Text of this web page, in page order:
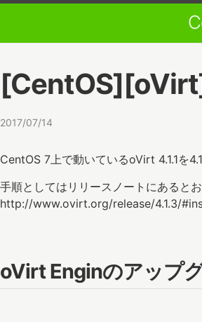
2017/07/14
CentOS 7上で動いているoVirt 4.1.1を
手順としてはリリースノートにあるとお
http://www.ovirt.org/release/4.1.3/
oVirt Enginのアップ